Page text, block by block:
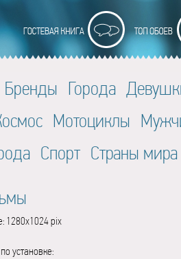
Бренды Города
Мотоциклы
Спорт Страны мира
1280x1024 pix
установке: